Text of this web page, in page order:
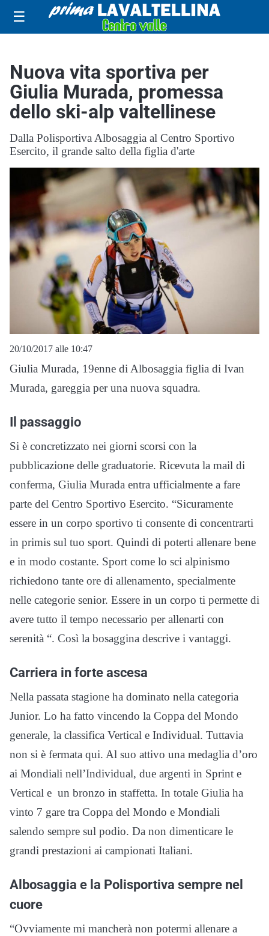
☰
Nuova vita sportiva per
Giulia Murada, promessa
dello ski-alp valtellinese
Dalla Polisportiva Albosaggia al Centro Sportivo
Esercito, il grande salto della figlia d'arte
20/10/2017 alle 10:47
Giulia Murada, 19enne di Albosaggia figlia di Ivan
Murada, gareggia per una nuova squadra.
Il passaggio
Si è concretizzato nei giorni scorsi con la
pubblicazione delle graduatorie. Ricevuta la mail di
conferma, Giulia Murada entra ufficialmente a fare
parte del Centro Sportivo Esercito. “Sicuramente
essere in un corpo sportivo ti consente di concentrarti
in primis sul tuo sport. Quindi di poterti allenare bene
e in modo costante. Sport come lo sci alpinismo
richiedono tante ore di allenamento, specialmente
nelle categorie senior. Essere in un corpo ti permette di
avere tutto il tempo necessario per allenarti con
serenità “. Così la bosaggina descrive i vantaggi.
Carriera in forte ascesa
Nella passata stagione ha dominato nella categoria
Junior. Lo ha fatto vincendo la Coppa del Mondo
generale, la classifica Vertical e Individual. Tuttavia
non si è fermata qui. Al suo attivo una medaglia d’oro
ai Mondiali nell’Individual, due argenti in Sprint e
Vertical e un bronzo in staffetta. In totale Giulia ha
vinto 7 gare tra Coppa del Mondo e Mondiali
salendo sempre sul podio. Da non dimenticare le
grandi prestazioni ai campionati Italiani.
Albosaggia e la Polisportiva sempre nel
cuore
“Ovviamente mi mancherà non potermi allenare a